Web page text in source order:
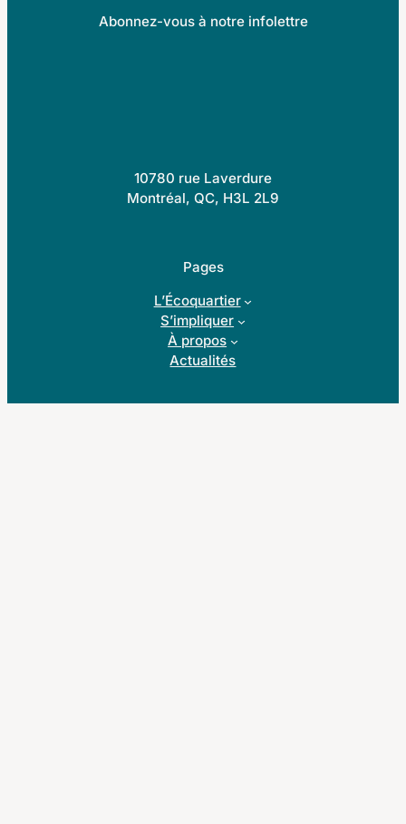
Abonnez-vous à notre infolettre
10780 rue Laverdure
Montréal, QC, H3L 2L9
Pages
L’Écoquartier
S’impliquer
À propos
Actualités